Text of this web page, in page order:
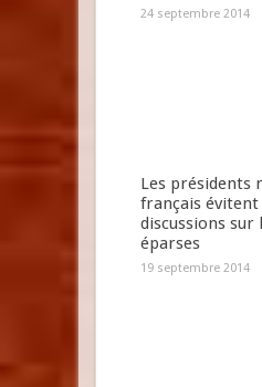
24 septembre 2014
Les présidents
français évitent
discussions sur
éparses
19 septembre 2014